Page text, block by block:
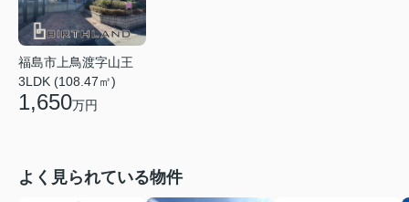
福島市上鳥渡字山王
3LDK (108.47㎡)
1,650万円
よく見られている物件